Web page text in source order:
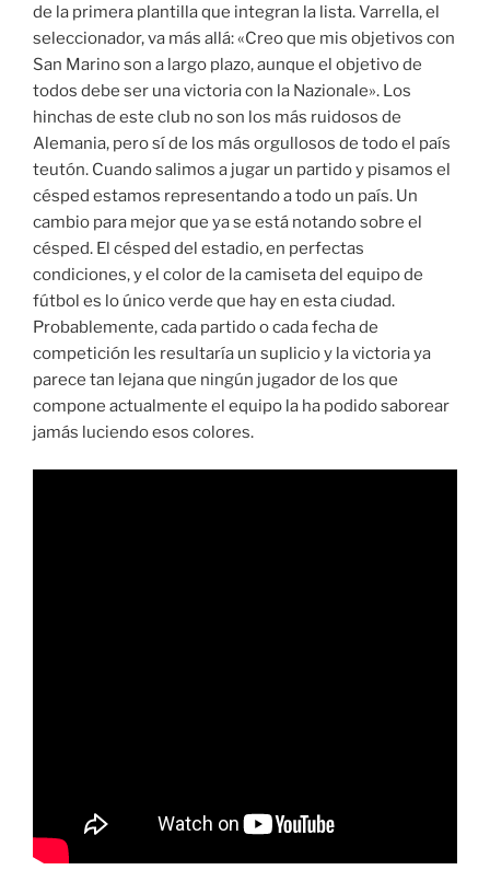
de la primera plantilla que integran la lista. Varrella, el
seleccionador, va más allá: «Creo que mis objetivos con
San Marino son a largo plazo, aunque el objetivo de
todos debe ser una victoria con la Nazionale». Los
hinchas de este club no son los más ruidosos de
Alemania, pero sí de los más orgullosos de todo el país
teutón. Cuando salimos a jugar un partido y pisamos el
césped estamos representando a todo un país. Un
cambio para mejor que ya se está notando sobre el
césped. El césped del estadio, en perfectas
condiciones, y el color de la camiseta del equipo de
fútbol es lo único verde que hay en esta ciudad.
Probablemente, cada partido o cada fecha de
competición les resultaría un suplicio y la victoria ya
parece tan lejana que ningún jugador de los que
compone actualmente el equipo la ha podido saborear
jamás luciendo esos colores.